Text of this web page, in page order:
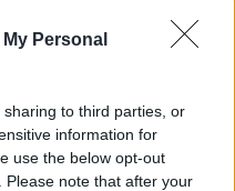
Personal
to third parties, or
information for
use the below opt-out
note that after your
η μπάντα από